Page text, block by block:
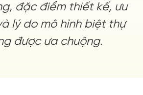
đặc điểm thiết kế, ưu
lý do mô hình biệt thự
được ưa chuộng.